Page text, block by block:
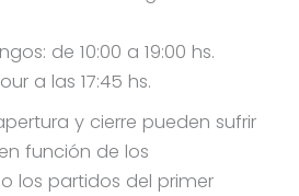
de 10:00 a 19:00 hs.
a las 17:45 hs.
y cierre pueden sufrir
función de los
los partidos del primer